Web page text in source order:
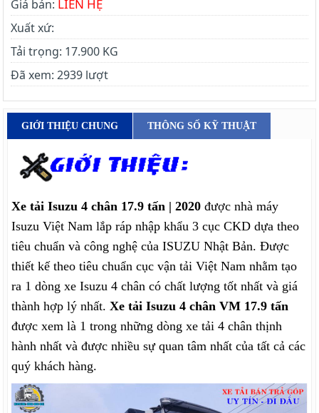
Giá bán: LIÊN HỆ
Xuất xứ:
Tải trọng: 17.900 KG
Đã xem: 2939 lượt
GIỚI THIỆU CHUNG THÔNG SỐ KỸ THUẬT
Xe tải Isuzu 4 chân 17.9 tấn | 2020 được nhà máy
Isuzu Việt Nam lắp ráp nhập khẩu 3 cục CKD dựa theo
tiêu chuẩn và công nghệ của ISUZU Nhật Bản. Được
thiết kế theo tiêu chuẩn cục vận tải Việt Nam nhằm tạo
ra 1 dòng xe Isuzu 4 chân có chất lượng tốt nhất và giá
thành hợp lý nhất.Xe tải Isuzu 4 chân VM 17.9 tấn
được xem là 1 trong những dòng xe tải 4 chân thịnh
hành nhất và được nhiều sự quan tâm nhất của tất cả các
quý khách hàng.